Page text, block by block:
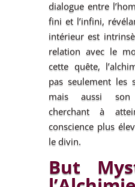
dialogue entre
fini et l’infini,
intérieur est
relation avec le
cette quête,
pas seulement les
mais aussi son
cherchant à
conscience plus
le divin.
But